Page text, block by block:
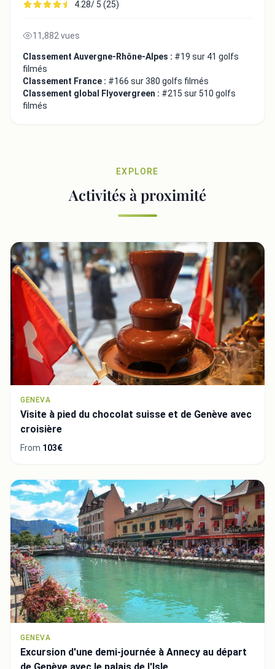
4.28/ 5 (25)
11,882 vues
Classement Auvergne-Rhône-Alpes : #19 sur 41 golfs
filmés
Classement France : #166 sur 380 golfs filmés
Classement global Flyovergreen : #215 sur 510 golfs
filmés
EXPLORE
Activités à proximité
GENEVA
Visite à pied du chocolat suisse et de Genève avec
croisière
From 103€
GENEVA
Excursion d'une demi-journée à Annecy au départ